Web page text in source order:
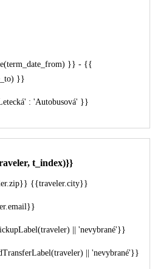
}} - {{
}}
: 'Autobusová' }}
t_index)}}
{{traveler.city}}
|| 'nevybrané'}}
|| 'nevybrané'}}